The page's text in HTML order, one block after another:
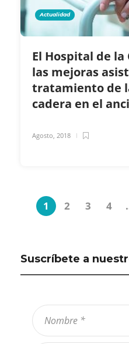
Actualidad
El Hospital de la
las mejoras
tratamiento de
cadera en el
Agosto, 2018
1 2 3 4
Suscríbete a